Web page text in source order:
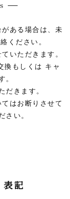
ある場合は、未
ください。
いただきます。
換もしくは キャ
。
だきます。
はお断りさせて
さい。
記